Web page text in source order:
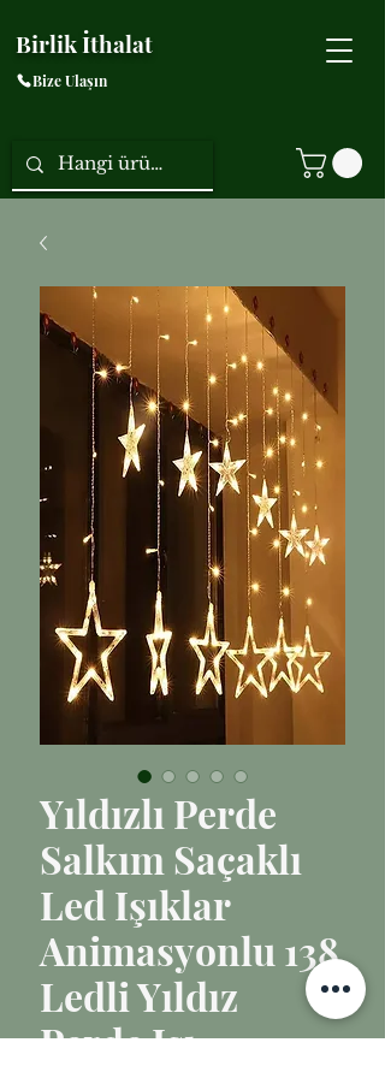
Birlik İthalat
Bize Ulaşın
Yıldızlı Perde
Salkım Saçaklı
Led Işıklar
Animasyonlu 138
Ledli Yıldız
Perde Işı